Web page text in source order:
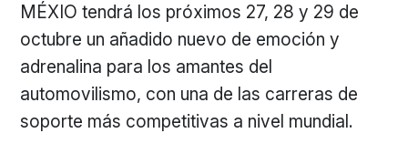
MÉXIO tendrá los próximos 27, 28 y 29 de
octubre un añadido nuevo de emoción y
adrenalina para los amantes del
automovilismo, con una de las carreras de
soporte más competitivas a nivel mundial.